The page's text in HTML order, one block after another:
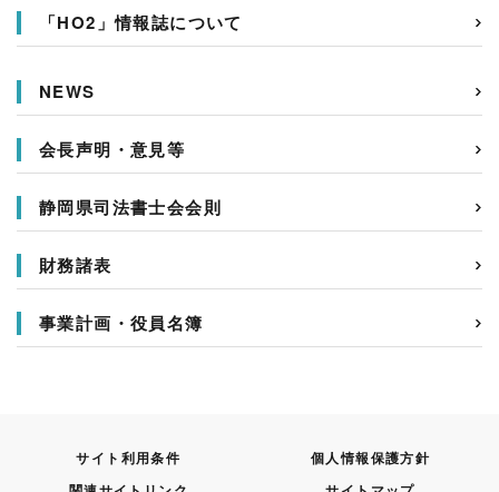
「HO2」情報誌について
NEWS
会長声明・意見等
静岡県司法書士会会則
財務諸表
事業計画・役員名簿
サイト利用条件
個人情報保護方針